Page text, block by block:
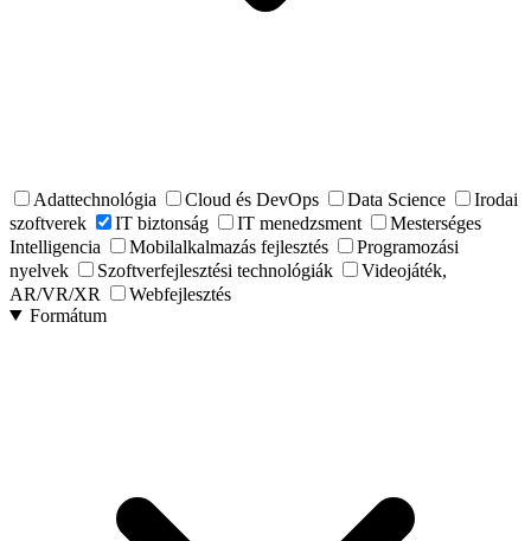
Adattechnológia Cloud és DevOps Data Science
Irodai
szoftverek
IT biztonság IT menedzsment
Mesterséges
Intelligencia
Mobilalkalmazás fejlesztés
Programozási
nyelvek
Szoftverfejlesztési technológiák
Videojáték,
AR/VR/XR
Webfejlesztés
Formátum